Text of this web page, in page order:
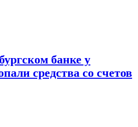
банке у
средства со счетов